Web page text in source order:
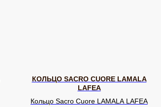
КОЛЬЦО SACRO CUORE LAMALA
LAFEA
Кольцо Sacro Cuore LAMALA LAFEA